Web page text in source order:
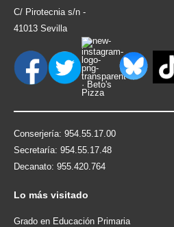
C/ Pirotecnia s/n -
41013 Sevilla
Conserjería: 954.55.17.00
Secretaría: 954.55.17.48
Decanato: 955.420.764
Lo más visitado
Grado en Educación Primaria